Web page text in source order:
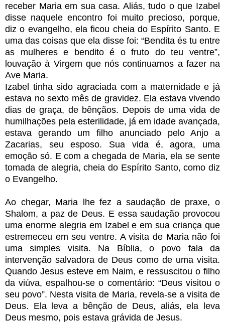
receber Maria em sua casa. Aliás, tudo o que Izabel
disse naquele encontro foi muito precioso, porque,
diz o evangelho, ela ficou cheia do Espírito Santo. E
uma das coisas que ela disse foi: “Bendita és tu entre
as mulheres e bendito é o fruto do teu ventre”,
louvação à Virgem que nós continuamos a fazer na
Ave Maria.
Izabel tinha sido agraciada com a maternidade e já
estava no sexto mês de gravidez. Ela estava vivendo
dias de graça, de bênçãos. Depois de uma vida de
humilhações pela esterilidade, já em idade avançada,
estava gerando um filho anunciado pelo Anjo a
Zacarias, seu esposo. Sua vida é, agora, uma
emoção só. E com a chegada de Maria, ela se sente
tomada de alegria, cheia do Espírito Santo, como diz
o Evangelho.
Ao chegar, Maria lhe fez a saudação de praxe, o
Shalom, a paz de Deus. E essa saudação provocou
uma enorme alegria em Izabel e em sua criança que
estremeceu em seu ventre. A visita de Maria não foi
uma simples visita. Na Bíblia, o povo fala da
intervenção salvadora de Deus como de uma visita.
Quando Jesus esteve em Naim, e ressuscitou o filho
da viúva, espalhou-se o comentário: “Deus visitou o
seu povo”. Nesta visita de Maria, revela-se a visita de
Deus. Ela leva a bênção de Deus, aliás, ela leva
Deus mesmo, pois estava grávida de Jesus.